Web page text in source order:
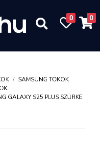
0 0
SAMSUNG TOKOK
GALAXY S25 PLUS SZÜRKE